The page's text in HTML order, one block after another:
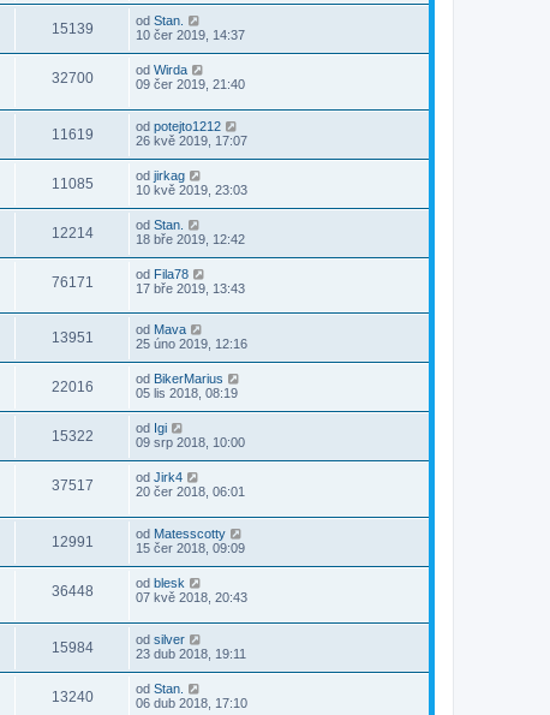
15139 od Stan.
10 čer 2019, 14:37
32700 od Wirda
09 čer 2019, 21:40
11619 od potejto1212
26 kvě 2019, 17:07
11085 od jirkag
10 kvě 2019, 23:03
12214 od Stan.
18 bře 2019, 12:42
76171 od Fila78
17 bře 2019, 13:43
13951 od Mava
25 úno 2019, 12:16
22016 od BikerMarius
05 lis 2018, 08:19
15322 od Igi
09 srp 2018, 10:00
37517 od Jirk4
20 čer 2018, 06:01
12991 od Matesscotty
15 čer 2018, 09:09
36448 od blesk
07 kvě 2018, 20:43
15984 od silver
23 dub 2018, 19:11
13240 od Stan.
06 dub 2018, 17:10